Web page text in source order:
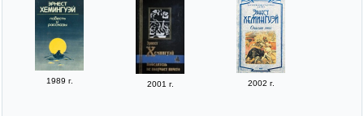
1989 г. 2001 г. 2002 г.